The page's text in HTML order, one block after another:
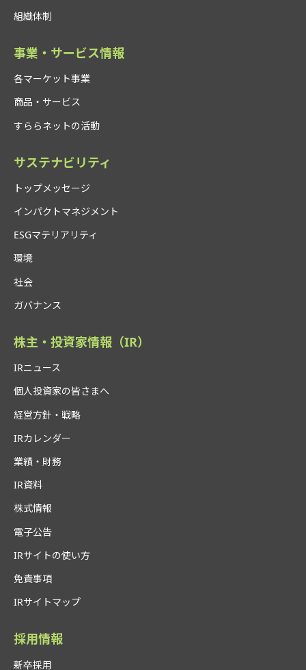
組織体制
事業・サービス情報
各マーケット事業
商品・サービス
すららネットの活動
サステナビリティ
トップメッセージ
インパクトマネジメント
ESGマテリアリティ
環境
社会
ガバナンス
株主・投資家情報（IR）
IRニュース
個人投資家の皆さまへ
経営方針・戦略
IRカレンダー
業績・財務
IR資料
株式情報
電子公告
IRサイトの使い方
免責事項
IRサイトマップ
採用情報
新卒採用